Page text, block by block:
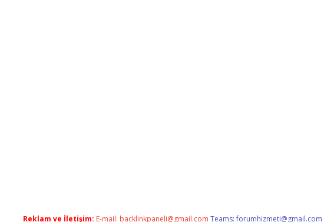
Reklam ve İletişim: E-mail: backlinkpaneli@gmail.com Teams:forumhizmeti@gmail.com